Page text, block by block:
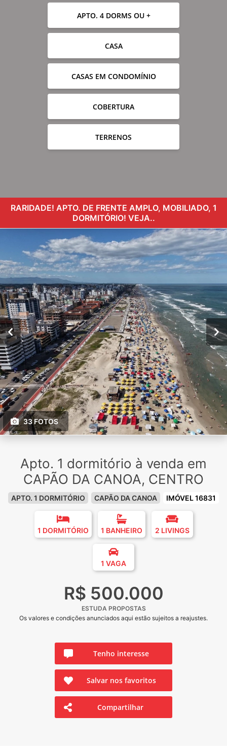
APTO. 4 DORMS OU +
CASA
CASAS EM CONDOMÍNIO
COBERTURA
TERRENOS
RARIDADE! APTO. DE FRENTE AMPLO, MOBILIADO, 1
DORMITÓRIO! VEJA..
33 FOTOS
Apto. 1 dormitório à venda em
CAPÃO DA CANOA, CENTRO
APTO. 1 DORMITÓRIO CAPÃO DA CANOA IMÓVEL 16831
1 DORMITÓRIO 1 BANHEIRO 2 LIVINGS
1 VAGA
R$ 500.000
ESTUDA PROPOSTAS
Os valores e condições anunciados aqui estão sujeitos a reajustes.
Tenho interesse
Salvar nos favoritos
Compartilhar